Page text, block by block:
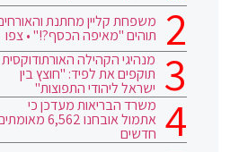
משפחת קליין מחתנת
תוהים "מאיפה הכסף?!" • צפו
מנהיגי הקהילה האורתודוקסית
תוקפים את לפיד: "חוצץ בין
ישראל ליהודי התפוצות"
משרד הבריאות מעדכן כי
אתמול אובחנו 6,562
חדשים